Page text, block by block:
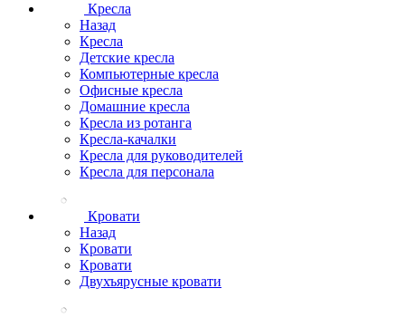
Кресла
Назад
Кресла
Детские кресла
Компьютерные кресла
Офисные кресла
Домашние кресла
Кресла из ротанга
Кресла-качалки
Кресла для руководителей
Кресла для персонала
Кровати
Назад
Кровати
Кровати
Двухъярусные кровати